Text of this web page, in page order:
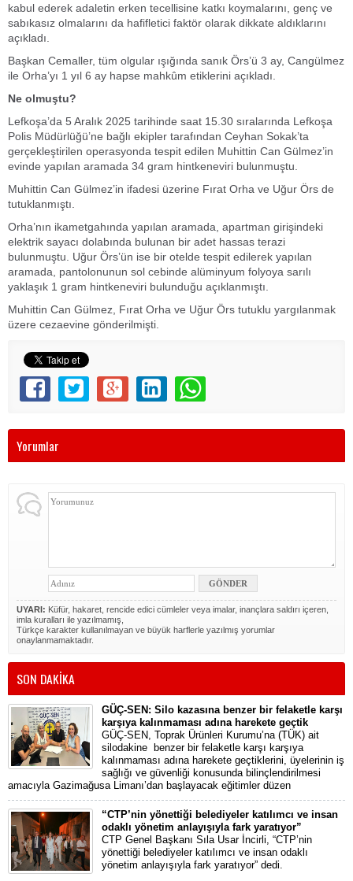
kabul ederek adaletin erken tecellisine katkı koymalarını, genç ve
sabıkasız olmalarını da hafifletici faktör olarak dikkate aldıklarını
açıkladı.
Başkan Cemaller, tüm olgular ışığında sanık Örs’ü 3 ay, Cangülmez
ile Orha’yı 1 yıl 6 ay hapse mahkûm etiklerini açıkladı.
Ne olmuştu?
Lefkoşa’da 5 Aralık 2025 tarihinde saat 15.30 sıralarında Lefkoşa
Polis Müdürlüğü’ne bağlı ekipler tarafından Ceyhan Sokak’ta
gerçekleştirilen operasyonda tespit edilen Muhittin Can Gülmez’in
evinde yapılan aramada 34 gram hintkeneviri bulunmuştu.
Muhittin Can Gülmez’in ifadesi üzerine Fırat Orha ve Uğur Örs de
tutuklanmıştı.
Orha’nın ikametgahında yapılan aramada, apartman girişindeki
elektrik sayacı dolabında bulunan bir adet hassas terazi
bulunmuştu. Uğur Örs’ün ise bir otelde tespit edilerek yapılan
aramada, pantolonunun sol cebinde alüminyum folyoya sarılı
yaklaşık 1 gram hintkeneviri bulunduğu açıklanmıştı.
Muhittin Can Gülmez, Fırat Orha ve Uğur Örs tutuklu yargılanmak
üzere cezaevine gönderilmişti.
Yorumlar
UYARI: Küfür, hakaret, rencide edici cümleler veya imalar, inançlara saldırı içeren,
imla kuralları ile yazılmamış,
Türkçe karakter kullanılmayan ve büyük harflerle yazılmış yorumlar
onaylanmamaktadır.
SON DAKİKA
GÜÇ-SEN: Silo kazasına benzer bir felaketle karşı
karşıya kalınmaması adına harekete geçtik
GÜÇ-SEN, Toprak Ürünleri Kurumu’na (TÜK) ait
silodakine benzer bir felaketle karşı karşıya
kalınmaması adına harekete geçtiklerini, üyelerinin iş
sağlığı ve güvenliği konusunda bilinçlendirilmesi
amacıyla Gazimağusa Limanı’dan başlayacak eğitimler düzen
“CTP’nin yönettiği belediyeler katılımcı ve insan
odaklı yönetim anlayışıyla fark yaratıyor”
CTP Genel Başkanı Sıla Usar İncirli, “CTP’nin
yönettiği belediyeler katılımcı ve insan odaklı
yönetim anlayışıyla fark yaratıyor” dedi.